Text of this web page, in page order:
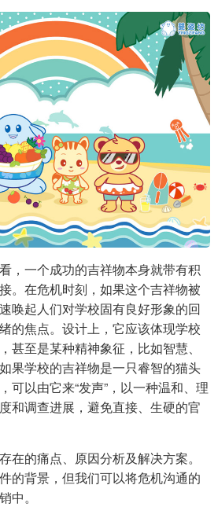
，一个成功的吉祥物本身就带有积
。在危机时刻，如果这个吉祥物被
唤起人们对学校固有良好形象的回
的焦点。设计上，它应该体现学校
甚至是某种精神象征，比如智慧、
果学校的吉祥物是一只睿智的猫头
可以由它来“发声”，以一种温和、理
和调查进展，避免直接、生硬的官
在的痛点、原因分析及解决方案。
的背景，但我们可以将危机沟通的
中。